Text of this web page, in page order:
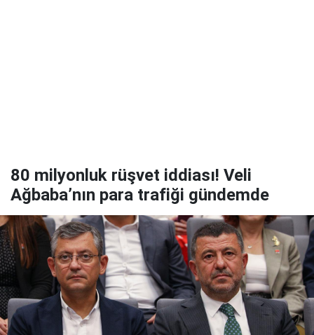
80 milyonluk rüşvet iddiası! Veli
Ağbaba’nın para trafiği gündemde